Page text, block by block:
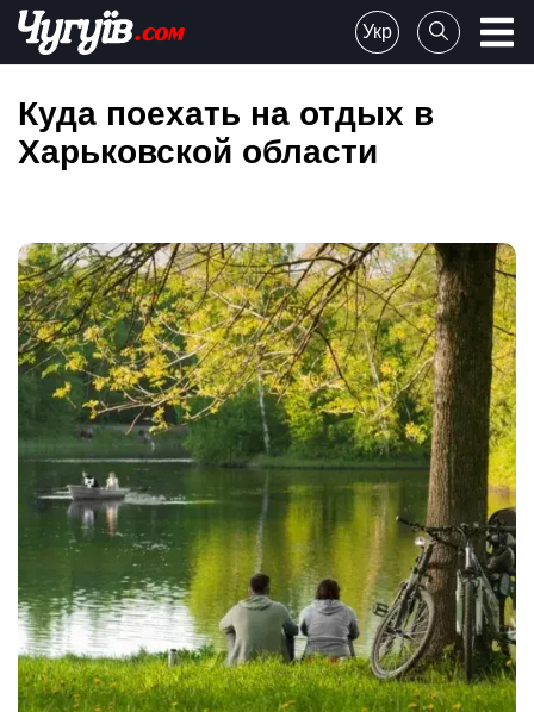
Skip
content
Chuguiv
Укр
Куда поехать на отдых в
Харьковской области